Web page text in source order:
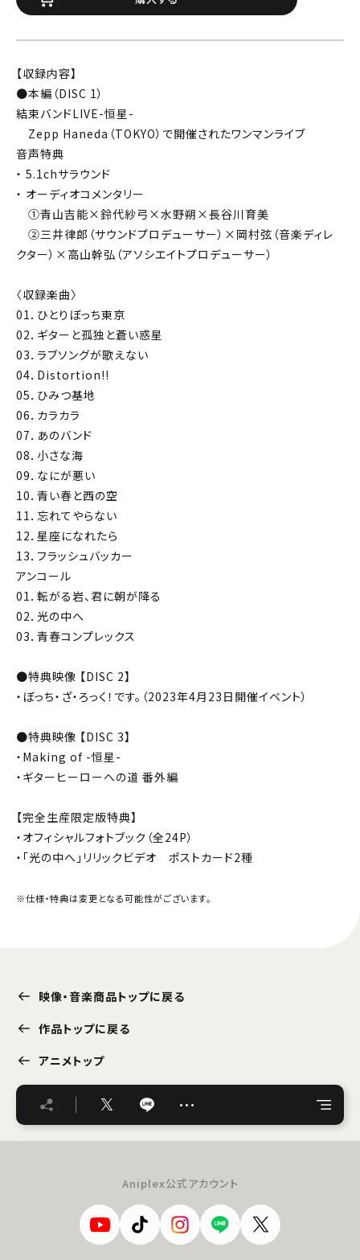
【収録内容】
●本編（DISC 1）
結束バンドLIVE-恒星-
Zepp Haneda（TOKYO）で開催されたワンマンライブ
音声特典
・ 5.1chサラウンド
・ オーディオコメンタリー
①青山吉能×鈴代紗弓×水野朔×長谷川育美
②三井律郎（サウンドプロデューサー）×岡村弦（音楽ディレ
クター）×高山幹弘（アソシエイトプロデューサー）
〈収録楽曲〉
01．ひとりぼっち東京
02．ギターと孤独と蒼い惑星
03．ラブソングが歌えない
04．Distortion!!
05．ひみつ基地
06．カラカラ
07．あのバンド
08．小さな海
09．なにが悪い
10．青い春と西の空
11．忘れてやらない
12．星座になれたら
13．フラッシュバッカー
アンコール
01．転がる岩、君に朝が降る
02．光の中へ
03．青春コンプレックス
●特典映像 【DISC 2】
・ぼっち・ざ・ろっく！です。（2023年4月23日開催イベント）
●特典映像 【DISC 3】
・Making of -恒星-
・ギターヒーローへの道 番外編
【完全生産限定版特典】
・オフィシャルフォトブック（全24P）
・「光の中へ」リリックビデオ ポストカード2種
※仕様・特典は変更となる可能性がございます。
映像・音楽商品トップに戻る
作品トップに戻る
アニメトップ
…
Aniplex公式アカウント